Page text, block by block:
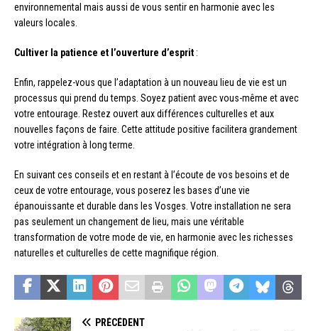
environnemental mais aussi de vous sentir en harmonie avec les
valeurs locales.
Cultiver la patience et l’ouverture d’esprit :
Enfin, rappelez-vous que l’adaptation à un nouveau lieu de vie est un
processus qui prend du temps. Soyez patient avec vous-même et avec
votre entourage. Restez ouvert aux différences culturelles et aux
nouvelles façons de faire. Cette attitude positive facilitera grandement
votre intégration à long terme.
En suivant ces conseils et en restant à l’écoute de vos besoins et de
ceux de votre entourage, vous poserez les bases d’une vie
épanouissante et durable dans les Vosges. Votre installation ne sera
pas seulement un changement de lieu, mais une véritable
transformation de votre mode de vie, en harmonie avec les richesses
naturelles et culturelles de cette magnifique région.
PRÉCÉDENT